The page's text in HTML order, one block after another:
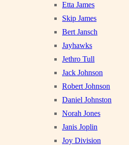
Etta James
Skip James
Bert Jansch
Jayhawks
Jethro Tull
Jack Johnson
Robert Johnson
Daniel Johnston
Norah Jones
Janis Joplin
Joy Division